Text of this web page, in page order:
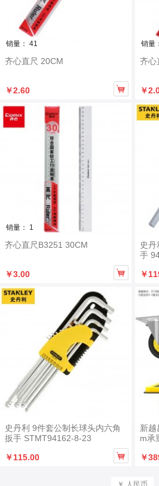
销量： 41
齐心直尺 20CM
￥2.60 
销量
齐心
￥
销量： 1
齐心直尺B3251 30CM
￥3.00 
史
手
￥
史丹利 9件套公制长球头内六角
扳手 STMT94162-8-23
￥115.00

新越
m承
￥
￥ 人民币